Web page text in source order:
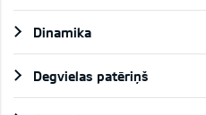
Dinamika
Degvielas patēriņš